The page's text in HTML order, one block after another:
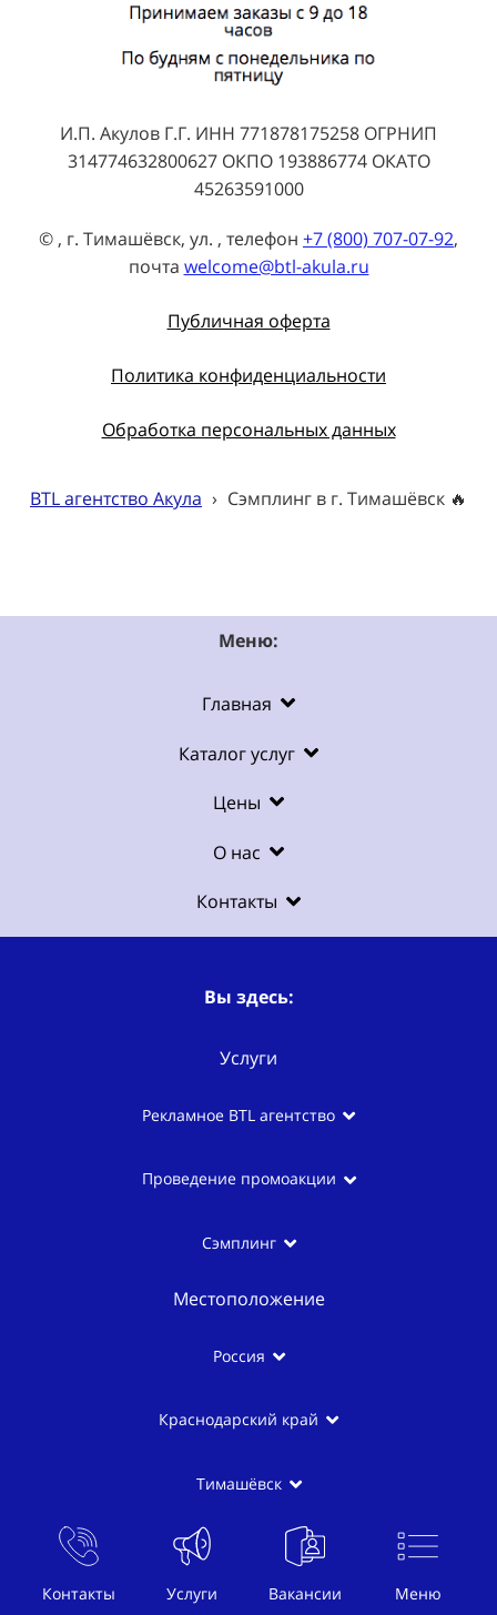
Контакты Услуги Вакансии Меню
И.П. Акулов Г.Г. ИНН 771878175258 ОГРНИП
314774632800627 ОКПО 193886774 ОКАТО
45263591000
© , г. Тимашёвск, ул. , телефон +7 (800) 707-07-92,
почта welcome@btl-akula.ru
Публичная оферта
Политика конфиденциальности
Обработка персональных данных
BTL агентство Акула › Сэмплинг в г. Тимашёвск 🔥
Меню:
Главная
Каталог услуг
Цены
О нас
Контакты
Вы здесь:
Услуги
Рекламное BTL агентство
Проведение промоакции
Сэмплинг
Местоположение
Россия
Краснодарский край
Тимашёвск
Популярное: